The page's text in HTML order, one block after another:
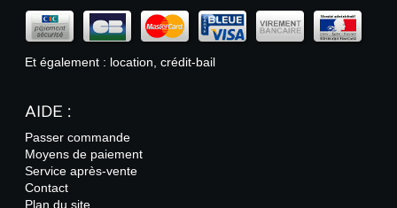
Et également : location, crédit-bail
AIDE :
Passer commande
Moyens de paiement
Service après-vente
Contact
Plan du site